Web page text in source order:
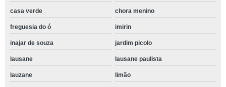
casa verde chora menino
freguesia do ó imirin
inajar de souza jardim picolo
lausane lausane paulista
lauzane limão